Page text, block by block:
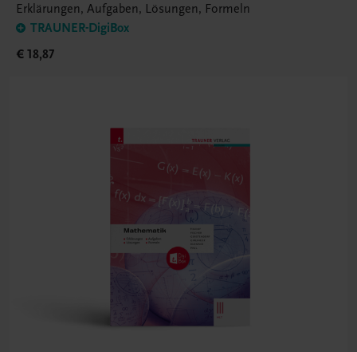
Erklärungen, Aufgaben, Lösungen, Formeln
TRAUNER-DigiBox
€ 18,87